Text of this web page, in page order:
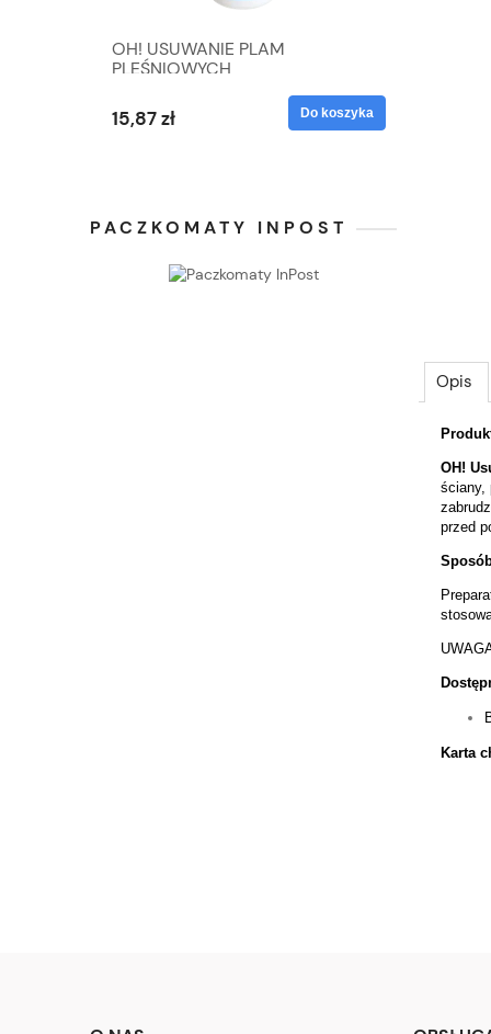
OH! USUWANIE PLAM
PLEŚNIOWYCH
15,87 zł Do koszyka
PACZKOMATY INPOST
Opis
OH!
ściany,
przed
Karta